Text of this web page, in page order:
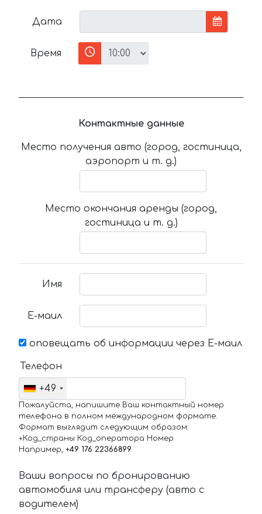
Дата
Время
Контактные данные
Место получения авто (город, гостиница,
аэропорт и т. д.)
Место окончания аренды (город,
гостиница и т. д.)
Имя
Е-маил
оповещать об информации через Е-маил
Телефон
+49
Пожалуйста, напишите Ваш контактный номер
телефона в полном международном формате.
Формат выглядит следующим образом:
+Код_страны Код_оператора Номер
Например, +49 176 22366899
Ваши вопросы по бронированию
автомобиля или трансферу (авто с
водителем)